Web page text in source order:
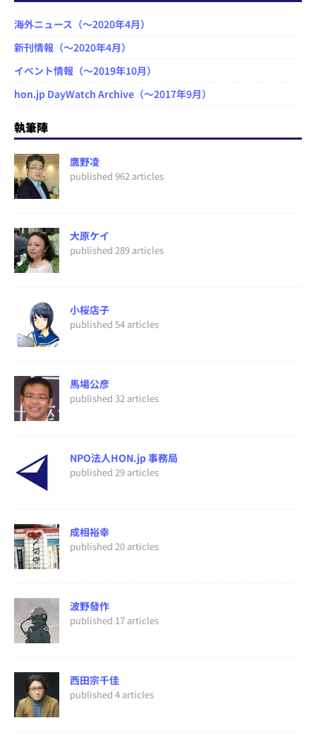
海外ニュース（～2020年4月）
新刊情報（～2020年4月）
イベント情報（～2019年10月）
hon.jp DayWatch Archive（～2017年9月）
執筆陣
鷹野凌
published 962 articles
大原ケイ
published 289 articles
小桜店子
published 54 articles
馬場公彦
published 32 articles
NPO法人HON.jp 事務局
published 29 articles
成相裕幸
published 20 articles
波野發作
published 17 articles
西田宗千佳
published 4 articles